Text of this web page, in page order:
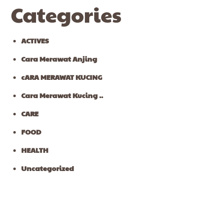
Categories
ACTIVES
Cara Merawat Anjing
cARA MERAWAT KUCING
Cara Merawat Kucing ..
CARE
FOOD
HEALTH
Uncategorized